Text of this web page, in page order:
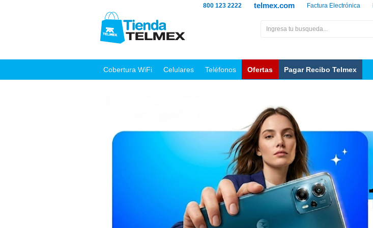
Factura Electrónica
telmex.com
800 123 2222
Cobertura WiFi Celulares Teléfonos Ofertas Pagar Recibo Telmex